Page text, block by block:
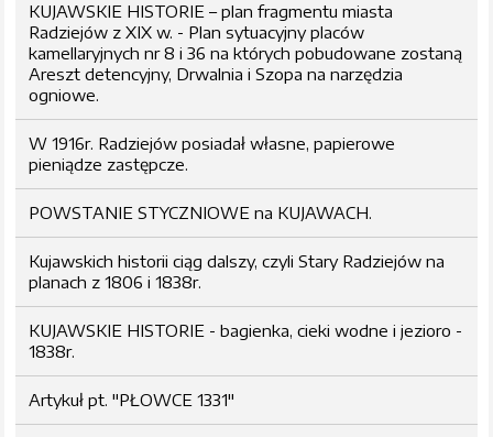
KUJAWSKIE HISTORIE – plan fragmentu miasta
Radziejów z XIX w. - Plan sytuacyjny placów
kamellaryjnych nr 8 i 36 na których pobudowane zostaną
Areszt detencyjny, Drwalnia i Szopa na narzędzia
ogniowe.
W 1916r. Radziejów posiadał własne, papierowe
pieniądze zastępcze.
POWSTANIE STYCZNIOWE na KUJAWACH.
Kujawskich historii ciąg dalszy, czyli Stary Radziejów na
planach z 1806 i 1838r.
KUJAWSKIE HISTORIE - bagienka, cieki wodne i jezioro -
1838r.
Artykuł pt. "PŁOWCE 1331"